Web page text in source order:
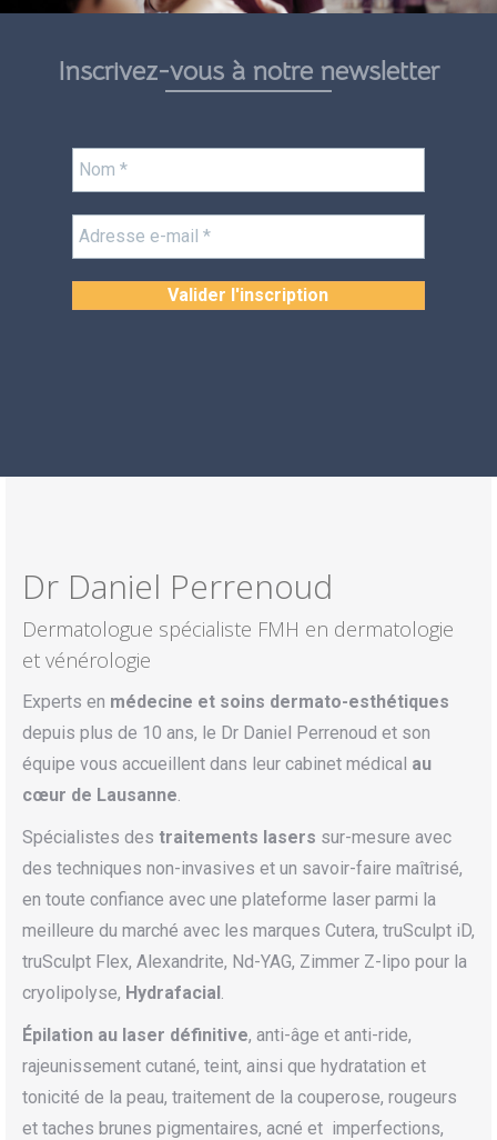
Inscrivez-vous à notre newsletter
Nom
Adresse
e-
Dr Daniel Perrenoud
Dermatologue spécialiste FMH en dermatologie
et vénérologie
Experts en médecine et soins dermato-esthétiques
depuis plus de 10 ans, le Dr Daniel Perrenoud et son
équipe vous accueillent dans leur cabinet médical au
cœur de Lausanne
Spécialistes des traitements lasers sur-mesure avec
des techniques non-invasives et un savoir-faire maîtrisé,
en toute confiance avec une plateforme laser parmi la
meilleure du marché avec les marques Cutera, truSculpt iD,
truSculpt Flex, Alexandrite, Nd-YAG, Zimmer Z-lipo pour la
cryolipolyse, Hydrafacial
Épilation au laser définitive, anti-âge et anti-ride,
rajeunissement cutané, teint, ainsi que hydratation et
tonicité de la peau, traitement de la couperose, rougeurs
et taches brunes pigmentaires, acné et imperfections,